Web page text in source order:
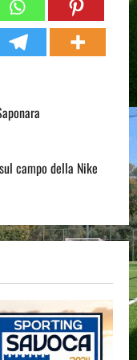
campo della Nike